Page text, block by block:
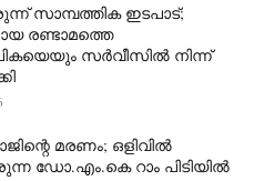
സാമ്പത്തിക ഇടപാട്;
രണ്ടാമത്തെ
സർവീസിൽ നിന്ന്
മരണം; ഒളിവിൽ
ഡോ.എം.കെ റാം പിടിയിൽ